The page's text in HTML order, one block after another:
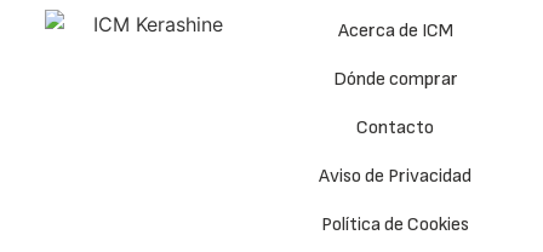
Acerca de ICM
Dónde comprar
Contacto
Aviso de Privacidad
Política de Cookies